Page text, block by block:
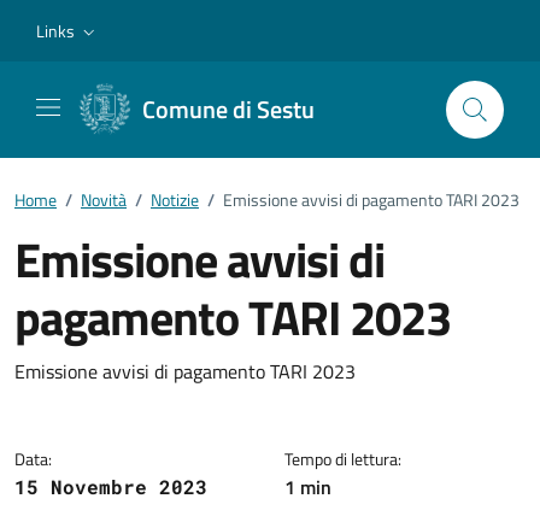
Links
Comune di Sestu
Home / Novità / Notizie / Emissione avvisi di pagamento TARI 2023
Emissione avvisi di
pagamento TARI 2023
Dettagli della notizia
Emissione avvisi di pagamento TARI 2023
Data:
15 Novembre 2023
Tempo di lettura:
1 min